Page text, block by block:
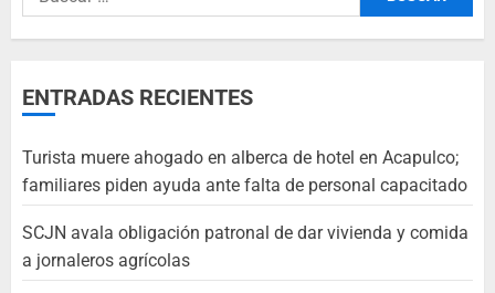
ENTRADAS RECIENTES
Turista muere ahogado en alberca de hotel en Acapulco;
familiares piden ayuda ante falta de personal capacitado
SCJN avala obligación patronal de dar vivienda y comida
a jornaleros agrícolas